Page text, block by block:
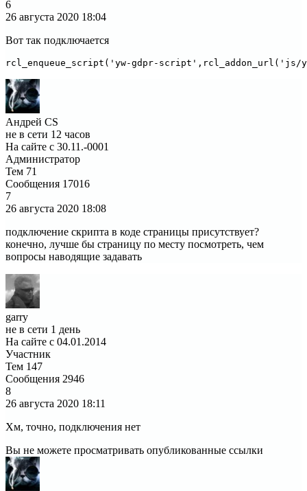
6
26 августа 2020 18:04
Вот так подключается
rcl_enqueue_script('yw-gdpr-
Андрей CS
не в сети 12 часов
На сайте с 30.11.-0001
Администратор
Тем 71
Сообщения 17016
7
26 августа 2020 18:08
подключение скрипта в коде страницы присутствует?
конечно, лучше бы страницу по месту посмотреть, чем
вопросы наводящие задавать
garry
не в сети 1 день
На сайте с 04.01.2014
Участник
Тем 147
Сообщения 2946
8
26 августа 2020 18:11
Хм, точно, подключения нет
Вы не можете просматривать опубликованные ссылки